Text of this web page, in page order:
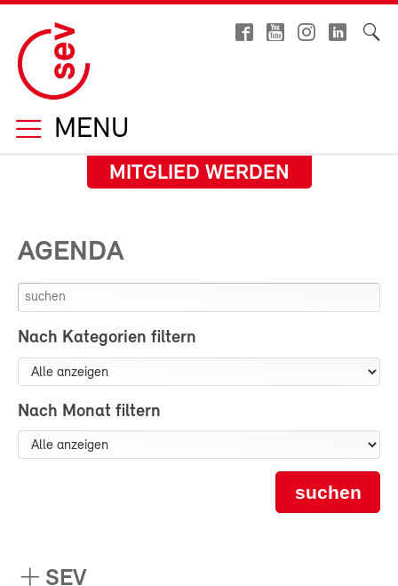
MENU
MITGLIED WERDEN
AGENDA
Nach Kategorien filtern
Nach Monat filtern
suchen
SEV